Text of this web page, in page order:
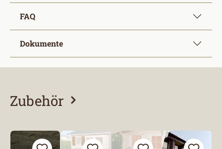
FAQ
Dokumente
Zubehör